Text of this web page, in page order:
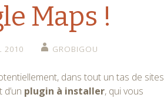
Maps !
2010 GROBIGOU
dans tout un tas de sites
plugin à installer, qui vous